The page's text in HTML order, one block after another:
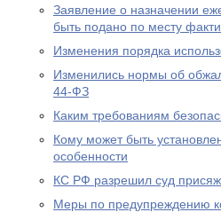
Заявление о назначении
быть подано по месту
Изменения порядка
Изменились нормы об
44-ФЗ
Каким требованиям
Кому может быть
особенности
КС РФ разрешил суд
Меры по предупреждению